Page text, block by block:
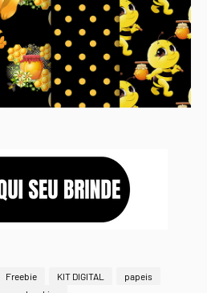
Freebie KIT DIGITAL
papeis